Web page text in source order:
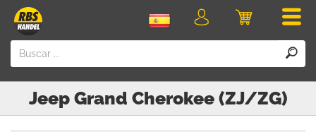
Carro
Iniciar
Jeep Grand Cherokee (ZJ/ZG)